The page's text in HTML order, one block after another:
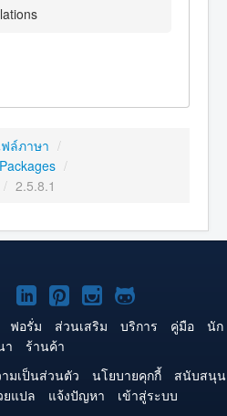
ล์ภาษา /
/
/ 2.5.8.1
Joomla!
Joomla!
บน
LinkedIn
Joomla!
บน
Pinterest
Joomla!
บน
Joomla!
บน
ฟอรั่ม ส่วนเสริม บริการ คู่มือ
นัก
า
ร้านค้า
มเป็นส่วนตัว นโยบายคุกกี้
สนับสนุน
ยแปล แจ้งปัญหา
เข้าสู่ระบบ